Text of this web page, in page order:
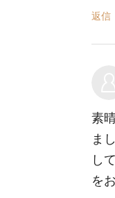
返信
素
ま
し
を